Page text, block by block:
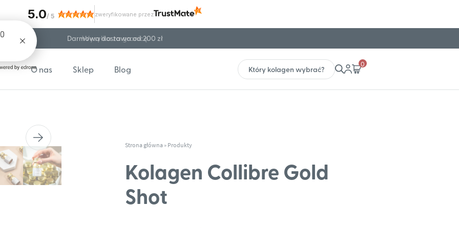
Darmowa dostawa od 200 zł
O nas Sklep Blog Który kolagen wybrać?
0
Strona główna» Produkty
Kolagen Collibre Gold
Shot
Next
5.0/ 5 zweryfikowane przez